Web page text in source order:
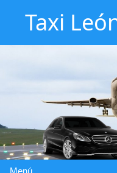
Taxi
Menú